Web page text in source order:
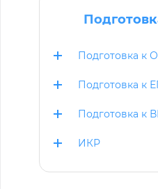
Подготовка к
Подготовка к
Подготовка к
ИКР